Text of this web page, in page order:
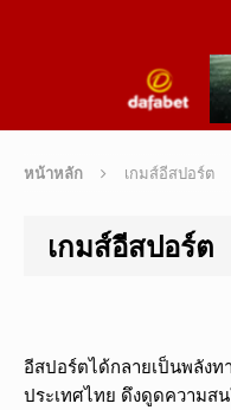
หน้าหลัก เกมส์อีสปอร์ต
เกมส์อีสปอร์ต
อีสปอร์ตได้กลายเป็นพลัง
ประเทศไทย ดึงดูดความส